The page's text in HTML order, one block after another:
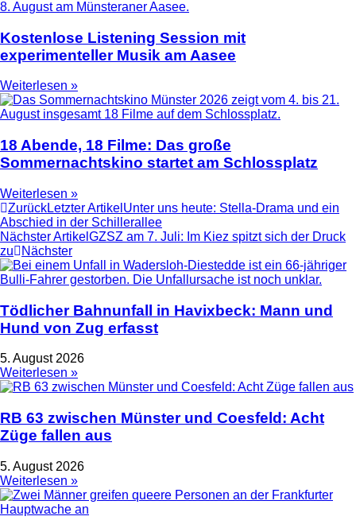
Kostenlose Listening Session mit
experimenteller Musik am Aasee
Weiterlesen »
18 Abende, 18 Filme: Das große
Sommernachtskino startet am Schlossplatz
Weiterlesen »
ZurückLetzter Artikel Unter uns heute: Stella-Drama und ein
Abschied in der Schillerallee
Nächster Artikel GZSZ am 7. Juli: Im Kiez spitzt sich der Druck
zu
Nächster
Tödlicher Bahnunfall in Havixbeck: Mann und
Hund von Zug erfasst
5. August 2026
Weiterlesen »
RB 63 zwischen Münster und Coesfeld: Acht
Züge fallen aus
5. August 2026
Weiterlesen »